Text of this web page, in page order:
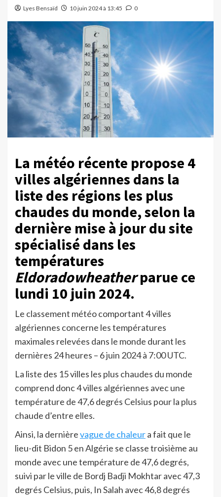
Lyes Bensaïd 10 juin 2024 à 13:45 0
La météo récente propose 4
villes algériennes dans la
liste des régions les plus
chaudes du monde, selon la
dernière mise à jour du site
spécialisé dans les
températures
Eldoradowheatherparue ce
lundi 10 juin 2024.
Le classement météo comportant 4 villes
algériennes concerne les températures
maximales relevées dans le monde durant les
dernières 24 heures – 6 juin 2024 à 7:00 UTC.
La liste des 15 villes les plus chaudes du monde
comprend donc 4 villes algériennes avec une
température de 47,6 degrés Celsius pour la plus
chaude d’entre elles.
Ainsi, la dernièrevague de chaleura fait que le
lieu-dit Bidon 5 en Algérie se classe troisième au
monde avec une température de 47,6 degrés,
suivi par le ville de Bordj Badji Mokhtar avec 47,3
degrés Celsius, puis, In Salah avec 46,8 degrés